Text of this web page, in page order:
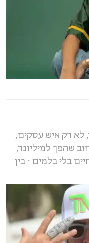
לא רק איש עסקים,
שהפך למיליונר,
בלי בלמים ⋅ בין